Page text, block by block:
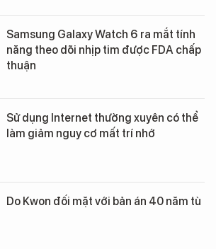
Samsung Galaxy Watch 6 ra mắt tính
năng theo dõi nhịp tim được FDA chấp
thuận
Sử dụng Internet thường xuyên có thể
làm giảm nguy cơ mất trí nhớ
Do Kwon đối mặt với bản án 40 năm tù